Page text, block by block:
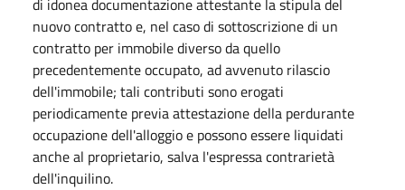
nuovo contratto e, nel caso di sottoscrizione di un
contratto per immobile diverso da quello
precedentemente occupato, ad avvenuto rilascio
dell'immobile; tali contributi sono erogati
periodicamente previa attestazione della perdurante
occupazione dell'alloggio e possono essere liquidati
anche al proprietario, salva l'espressa contrarietà
dell'inquilino.